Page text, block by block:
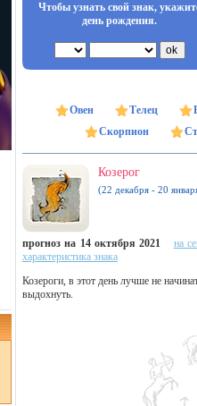
Чтобы узнать свой знак,
день рождения.
Овен Телец
Скорпион
Козерог
(22 декабря - 20
прогноз на 14 октября 2021
на
характеристика знака
Козероги, в этот день лучше не
выдохнуть.